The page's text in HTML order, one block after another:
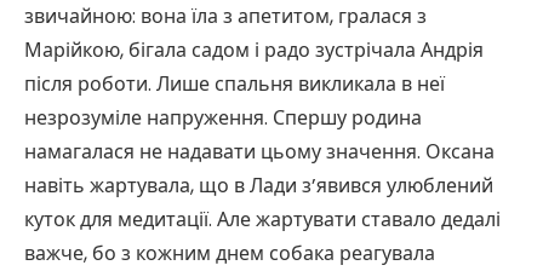
звичайною: вона їла з апетитом, гралася з
Марійкою, бігала садом і радо зустрічала Андрія
після роботи. Лише спальня викликала в неї
незрозуміле напруження. Спершу родина
намагалася не надавати цьому значення. Оксана
навіть жартувала, що в Лади з’явився улюблений
куток для медитації. Але жартувати ставало дедалі
важче, бо з кожним днем собака реагувала